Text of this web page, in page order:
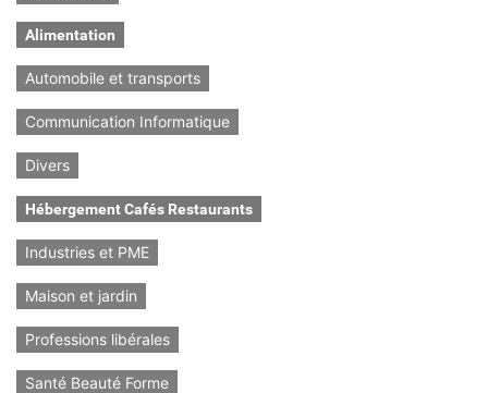
Alimentation
Automobile et transports
Communication Informatique
Divers
Hébergement Cafés Restaurants
Industries et PME
Maison et jardin
Professions libérales
Santé Beauté Forme